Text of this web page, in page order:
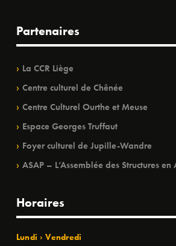
Partenaires
La CCR Liège
Centre culturel de Chênée
Centre Culturel Ourthe et Meuse
Espace Georges Truffaut
Foyer culturel de Jupille-Wandre
ASAP – L’Assemblée des Structures en
Horaires
Lundi › Vendredi